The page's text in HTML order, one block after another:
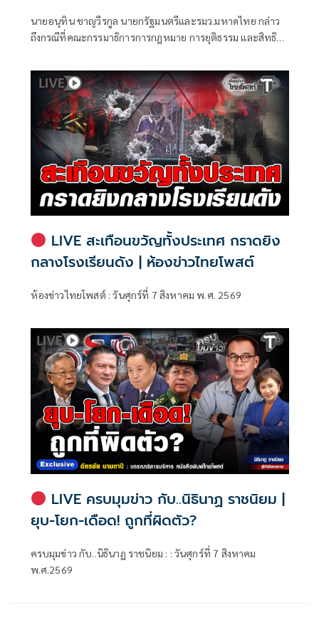
นายอนุทิน ชาญวีรกูล นายกรัฐมนตรีและรมว.มหาดไทย กล่าว
ถึงกรณีที่คณะกรรมาธิการการกฎหมาย การยุติธรรม และสิทธิ
กรรมาธิการ มีการอ้างชื่อนายกรัฐมนตรี เข้าไปเกี่ยวข้องกับการ
ทุจริตสอบท้องถิ่น
LIVE สะเทือนขวัญทั้งประเทศ กราดยิง
กลางโรงเรียนดัง | ห้องข่าวไทยโพสต์
ห้องข่าวไทยโพสต์ : วันศุกร์ที่ 7 สิงหาคม พ.ศ. 2569
LIVE ครบมุมข่าว กับ..นิธินาฏ ราชนิยม |
ยุบ-โยก-เดือด! ถูกที่ผิดตัว?
ครบมุมข่าว กับ..นิธินาฏ ราชนิยม : : วันศุกร์ที่ 7 สิงหาคม
พ.ศ.2569